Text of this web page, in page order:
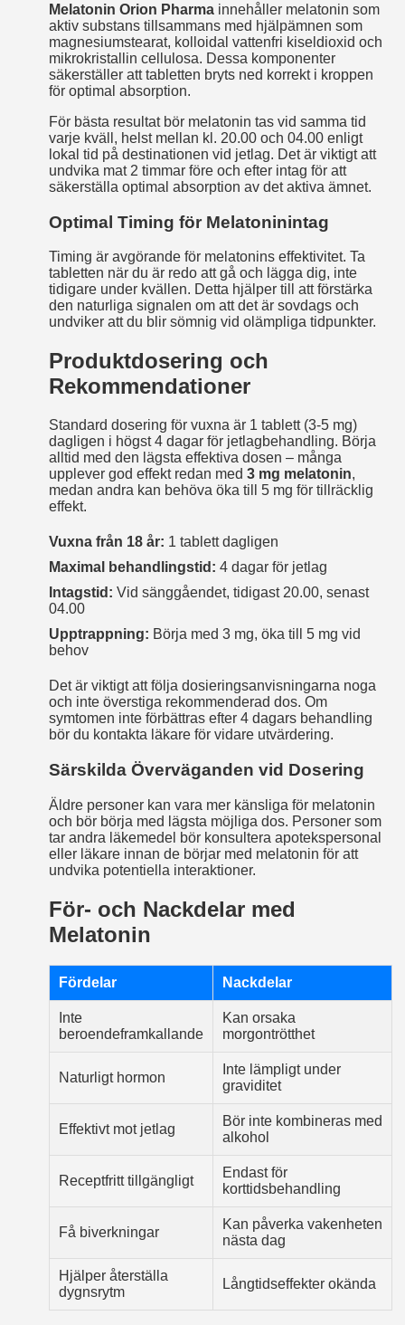
Melatonin Orion Pharmainnehåller melatonin som
aktiv substans tillsammans med hjälpämnen som
magnesiumstearat, kolloidal vattenfri kiseldioxid och
mikrokristallin cellulosa. Dessa komponenter
säkerställer att tabletten bryts ned korrekt i kroppen
för optimal absorption.
För bästa resultat bör melatonin tas vid samma tid
varje kväll, helst mellan kl. 20.00 och 04.00 enligt
lokal tid på destinationen vid jetlag. Det är viktigt att
undvika mat 2 timmar före och efter intag för att
säkerställa optimal absorption av det aktiva ämnet.
Optimal Timing för Melatoninintag
Timing är avgörande för melatonins effektivitet. Ta
tabletten när du är redo att gå och lägga dig, inte
tidigare under kvällen. Detta hjälper till att förstärka
den naturliga signalen om att det är sovdags och
undviker att du blir sömnig vid olämpliga tidpunkter.
Produktdosering och
Rekommendationer
Standard dosering för vuxna är 1 tablett (3-5 mg)
dagligen i högst 4 dagar för jetlagbehandling. Börja
alltid med den lägsta effektiva dosen – många
upplever god effekt redan med 3 mg melatonin,
medan andra kan behöva öka till 5 mg för tillräcklig
effekt.
Vuxna från 18 år: 1 tablett dagligen
Maximal behandlingstid: 4 dagar för jetlag
Intagstid: Vid sänggåendet, tidigast 20.00, senast
04.00
Upptrappning: Börja med 3 mg, öka till 5 mg vid
behov
Det är viktigt att följa dosieringsanvisningarna noga
och inte överstiga rekommenderad dos. Om
symtomen inte förbättras efter 4 dagars behandling
bör du kontakta läkare för vidare utvärdering.
Särskilda Överväganden vid Dosering
Äldre personer kan vara mer känsliga för melatonin
och bör börja med lägsta möjliga dos. Personer som
tar andra läkemedel bör konsultera apotekspersonal
eller läkare innan de börjar med melatonin för att
undvika potentiella interaktioner.
För- och Nackdelar med
Melatonin
Fördelar Nackdelar
Inte
beroendeframkallande
Kan orsaka
morgontrötthet
Naturligt hormon
Inte lämpligt under
graviditet
Effektivt mot jetlag
Bör inte kombineras med
alkohol
Receptfritt tillgängligt
Endast för
korttidsbehandling
Få biverkningar
Kan påverka vakenheten
nästa dag
Hjälper återställa
dygnsrytm
Långtidseffekter okända